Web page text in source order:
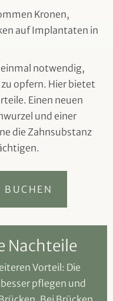
Kronen,
auf Implantaten in
einmal notwendig,
opfern. Hier bietet
Einen neuen
und einer
die Zahnsubstanz
Nachteile
Vorteil: Die
pflegen und